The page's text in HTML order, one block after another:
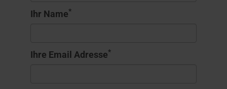
Ihr Name*
Ihre Email Adresse*